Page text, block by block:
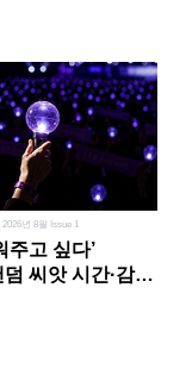
2026년 8월 Issue 1
주고 싶다’
씨앗 시간·감정